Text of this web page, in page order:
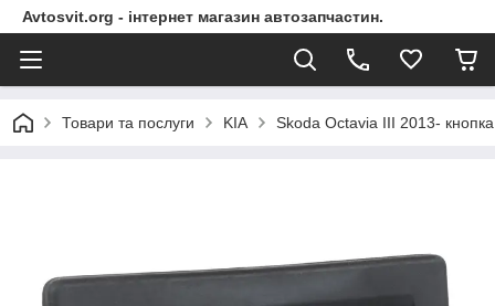
Avtosvit.org - інтернет магазин автозапчастин.
Товари та послуги KIA Skoda Octavia III 2013-